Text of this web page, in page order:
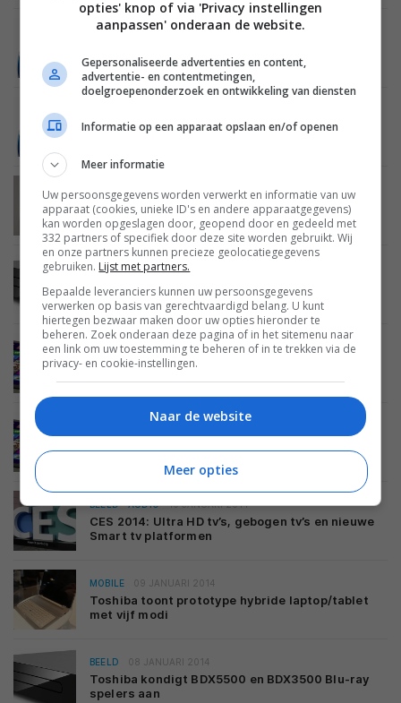
BEELD 21 MAART 2014
ray spelers
Toshiba 2014 Blu-ray spelers, met BDX5500 en
19 MAART 2014
Toshiba 2014 lcd led tv line-up met M7-, L6- en
L5-serie Smart tv’s
BEELD 12 MAART 2014
Toshiba maakt details 2014 Blu-ray spelers
bekend
MOBILE 07 FEBRUARI 2014
Toshiba brengt Portégé Z10t-A-12W convertible
BEELD AUDIO 10 JANUARI 2014
CES 2014: Ultra HD tv’s, gebogen tv’s en nieuwe
Smart tv platformen
MOBILE 09 JANUARI 2014
Toshiba toont prototype hybride laptop/tablet
met vijf modi
BEELD 08 JANUARI 2014
Toshiba kondigt BDX5500 en BDX3500 Blu-ray
spelers aan
opties' knop of via 'Privacy instellingen
aanpassen' onderaan de website.
Gepersonaliseerde advertenties en content,
advertentie- en contentmetingen,
doelgroepenonderzoek en ontwikkeling van diensten
Informatie op een apparaat opslaan en/of openen
Meer informatie
Uw persoonsgegevens worden verwerkt en informatie van uw
apparaat (cookies, unieke ID's en andere apparaatgegevens)
kan worden opgeslagen door, geopend door en gedeeld met
332 partners of specifiek door deze site worden gebruikt. Wij
en onze partners kunnen precieze geolocatiegegevens
gebruiken. Lijst met partners.
Bepaalde leveranciers kunnen uw persoonsgegevens
verwerken op basis van gerechtvaardigd belang. U kunt
hiertegen bezwaar maken door uw opties hieronder te
beheren. Zoek onderaan deze pagina of in het sitemenu naar
een link om uw toestemming te beheren of in te trekken via de
privacy- en cookie-instellingen.
Naar de website
Meer opties